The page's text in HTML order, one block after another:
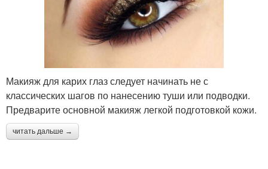
Макияж для карих глаз следует начинать не с
классических шагов по нанесению туши или подводки.
Предварите основной макияж легкой подготовкой кожи.
читать дальше →